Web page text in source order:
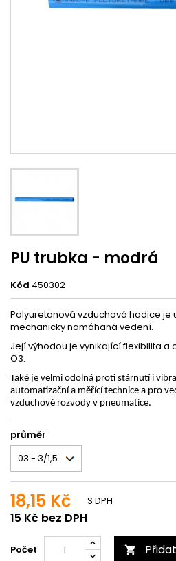
PU trubka - modrá
Kód 450302
Polyuretanová vzduchová hadice
mechanicky namáhaná vedení.
Její výhodou je vynikající flexibilita a
O3.
Také je velmi odolná proti stárnutí i
automatizační a měřící technice a pro
vzduchové rozvody v pneumatice.
průměr
18,15 Kč
15 Kč bez DPH
S DPH
Počet 